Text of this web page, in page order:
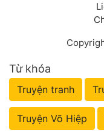
Từ khóa
Truyện tranh
Truyện Võ Hiệp